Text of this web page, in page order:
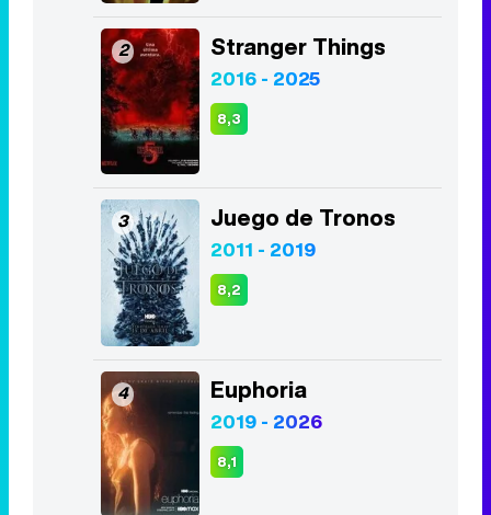
2 Stranger Things
2016 - 2025
8,3
3 Juego de Tronos
2011 - 2019
8,2
4 Euphoria
2019 - 2026
8,1